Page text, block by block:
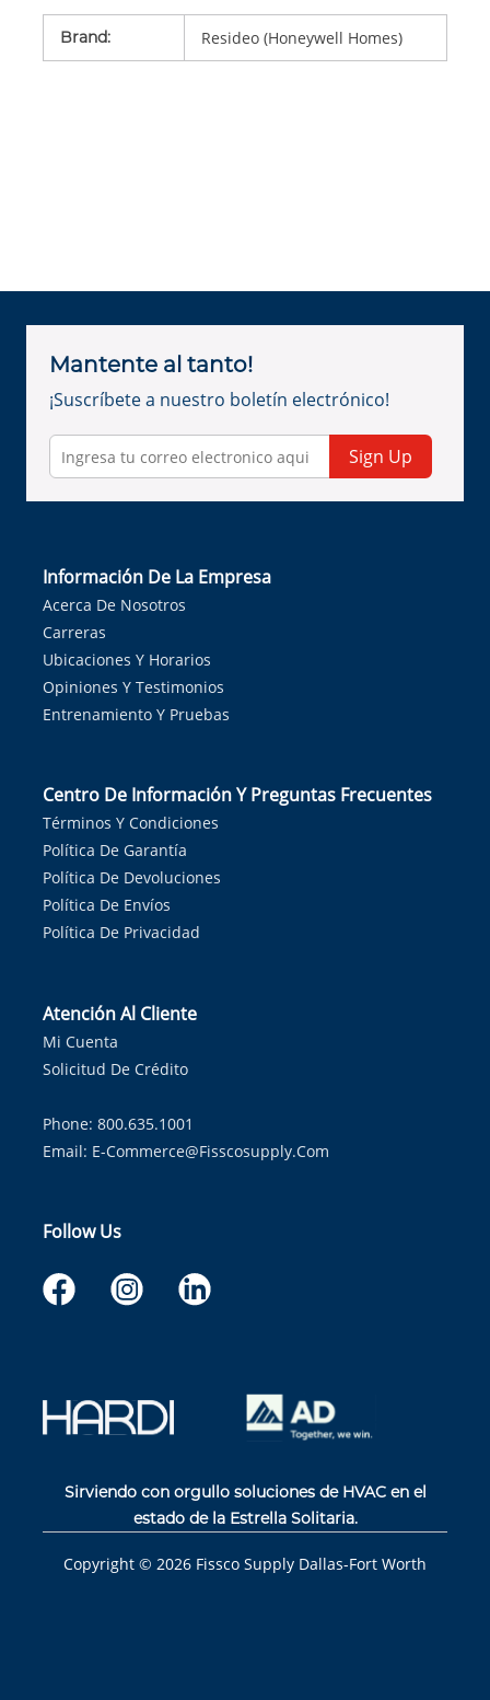
Brand: Resideo (Honeywell Homes)
Mantente al tanto!
¡Suscríbete a nuestro boletín electrónico!
Sign Up
Información De La Empresa
Acerca De Nosotros
Carreras
Ubicaciones Y Horarios
Opiniones Y Testimonios
Entrenamiento Y Pruebas
Centro De Información Y Preguntas Frecuentes
Términos Y Condiciones
Política De Garantía
Política De Devoluciones
Política De Envíos
Política De Privacidad
Atención Al Cliente
Mi Cuenta
Solicitud De Crédito
Phone: 800.635.1001
Email: E-Commerce@fisscosupply.com
Follow Us
Sirviendo con orgullo soluciones de HVAC en el
estado de la Estrella Solitaria.
Copyright © 2026 Fissco Supply Dallas-Fort Worth